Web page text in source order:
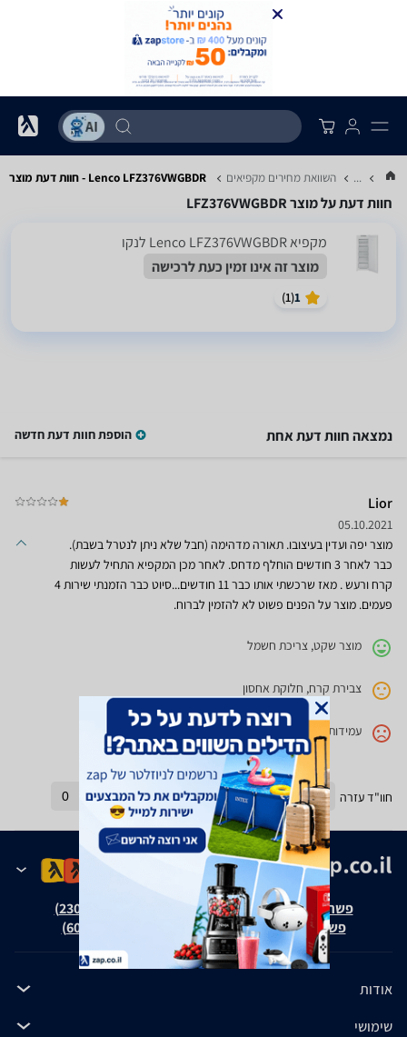
... השוואת מחירים מקפיאים Lenco LFZ376VWGBDR - חוות דעת מוצר
חוות דעת על מוצר LFZ376VWGBDR
מקפיא Lenco LFZ376VWGBDR לנקו
מוצר זה אינו זמין כעת לרכישה
1
(
1
)
נמצאה חוות דעת אחת הוספת חוות דעת חדשה
Lior
05.10.2021
מוצר יפה ועדין בעיצובו. תאורה מדהימה (חבל שלא ניתן לנטרל בשבת).
כבר לאחר 3 חודשים הוחלף מדחס. לאחר מכן המקפיא התחיל לעשות
קרח ורעש . מאז שרכשתי אותו כבר 11 חודשים...סיוט כבר הזמנתי שירות 4
פעמים. מוצר על הפנים פשוט לא להזמין לברוח.
מוצר שקט, צריכת חשמל
צבירת קרח, חלוקת אחסון
עמידות המוצר
חוו"ד עזרה 6 חוו"ד לא עזרה 0
פשרה בת"צ אבנצ'יק נ' זאפ גרופ (ת"צ 23008-08-20)
פשרה בת"צ כהנים נ' זאפ גרופ (ת"צ 60371-12-19)
אודות
שימושי